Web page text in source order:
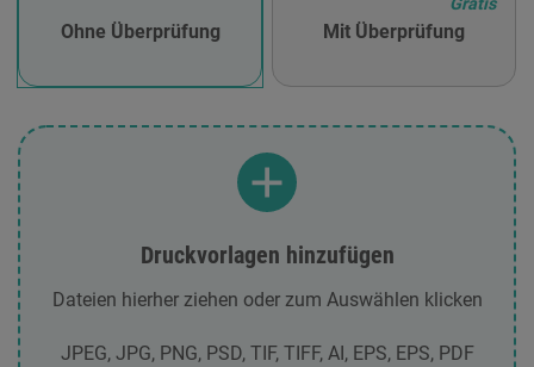
Ohne Überprüfung Mit Überprüfung
Gratis
Druckvorlagen hinzufügen
Dateien hierher ziehen oder zum Auswählen klicken
JPEG, JPG, PNG, PSD, TIF, TIFF, AI, EPS, EPS, PDF